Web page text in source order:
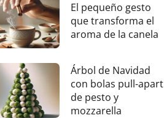
El pequeño gesto
que transforma el
aroma de la canela
Árbol de Navidad
con bolas pull-apart
de pesto y
mozzarella